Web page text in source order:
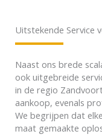
Uitstekende Service
Naast ons brede
ook uitgebreide
in de regio
aankoop, evenals
We begrijpen dat
maat gemaakte